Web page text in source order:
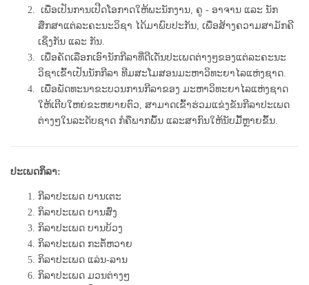
ເພື່ອເປັນການເປີດໂອກາດໃຫ້ພະນັກງານ, ຄູ - ອາຈານ ແລະ ນັກ
ສຶກສາແຕ່ລະຄະນະວິຊາ ໄດ້ມາພົບປະກັນ, ເພື່ອສ້າງຄວາມສາມັກຄີ
ເຊິ່ງກັນ ແລະ ກັນ.
ເພື່ອຄັດເລືອກເອົານັກກີລາທີ່ດີເດັ່ນປະເພດຕ່າງໆຂອງແຕ່ລະຄະນະ
ວິຊາເຂົ້າເປັນນັກກີລາ ທີມສະໂມສອນມະຫາວິທະຍາໄລແຫ່ງຊາດ.
ເພື່ອພັດທະນາຂະບວນການກີລາຂອງ ມະຫາວິທະຍາໄລແຫ່ງຊາດ
ໃຫ້ເຕີບໃຫຍ່ຂະຫຍາຍຕົວ, ສາມາດເຂົ້າຮ່ວມແຂ່ງຂັນກີລາປະເພດ
ຕ່າງໆໃນລະດັບຊາດ ກໍຄືພາກພຶ້ນ ແລະສາກົນໃຫ້ນັບມື້ຫຼາຍຂຶ້ນ.
ປະເພດກິລາ:
ກີລາປະເພດ ບານເຕະ
ກິລາປະເພດ ບານສົ່ງ
ກິລາປະເພດ ບານບ້ວງ
ກິລາປະເພດ ກະຕໍ້ຫວາຍ
ກິລາປະເພດ ແລ່ນ-ລານ
ກິລາປະເພດ ມວນຕ່າງໆ